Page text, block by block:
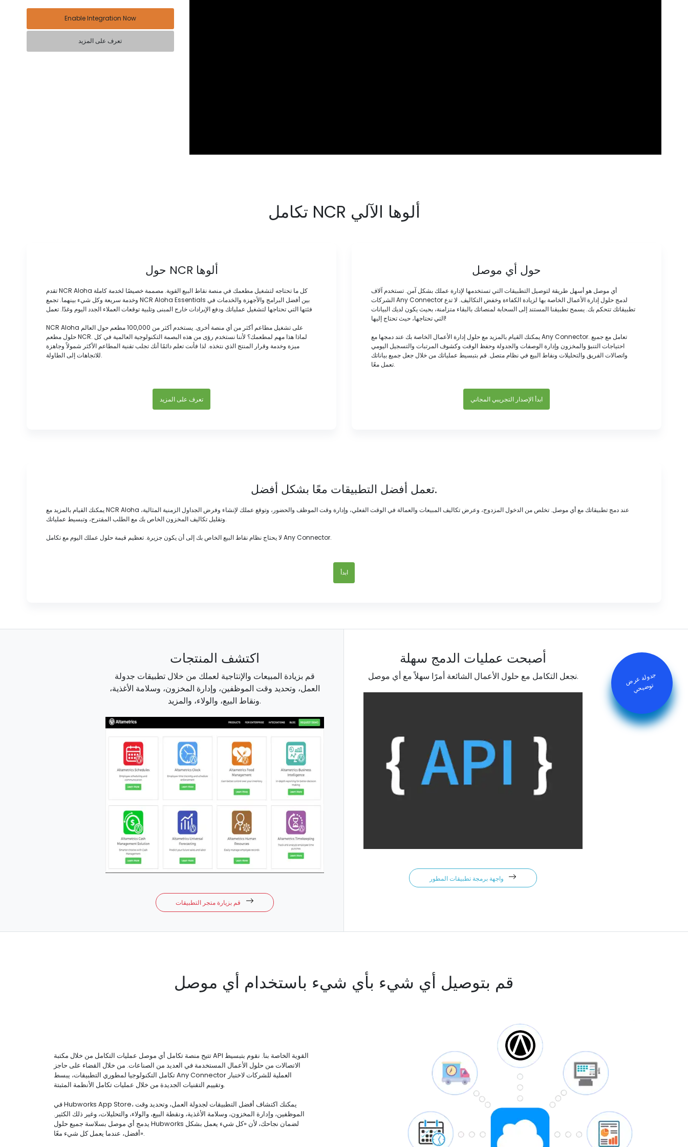
Enable Integration Now
تعرف على المزيد
تكامل NCR ألوها الآلي
حول NCR ألوها
تقدم NCR Aloha كل ما تحتاجه لتشغيل مطعمك في منصة نقاط البيع القوية. مصممة خصيصًا لخدمة كاملة
وخدمة سريعة وكل شيء بينهما. تجمع NCR Aloha Essentials بين أفضل البرامج والأجهزة والخدمات في
فئتها التي تحتاجها لتشغيل عملياتك ودفع الإيرادات خارج المبنى وتلبية توقعات العملاء الجدد اليوم وغدًا. تعمل
NCR Aloha على تشغيل مطاعم أكثر من أي منصة أخرى. يستخدم أكثر من 100,000 مطعم حول العالم
حلول مطعم NCR. لماذا هذا مهم لمطعمك؟ لأننا نستخدم رؤى من هذه البصمة التكنولوجية العالمية في كل
ميزة وخدمة وقرار المنتج الذي نتخذه. لذا فأنت تعلم دائمًا أنك تجلب تقنية المطاعم الأكثر شمولاً وجاهزة
للاتجاهات إلى الطاولة.
تعرف على المزيد
حول أي موصل
أي موصل هو أسهل طريقة لتوصيل التطبيقات التي تستخدمها لإدارة عملك بشكل آمن. تستخدم آلاف
الشركات Any Connector لدمج حلول إدارة الأعمال الخاصة بها لزيادة الكفاءة وخفض التكاليف. لا تدع
تطبيقاتك تتحكم بك. يسمح تطبيقنا المستند إلى السحابة لمنصاتك بالبقاء متزامنة، بحيث يكون لديك البيانات
التي تحتاجها، حيث تحتاج إليها!
يمكنك القيام بالمزيد مع حلول إدارة الأعمال الخاصة بك عند دمجها مع Any Connector. تعامل مع جميع
احتياجات التنبؤ والمخزون وإدارة الوصفات والجدولة وحفظ الوقت وكشوف المرتبات والتسجيل اليومي
واتصالات الفريق والتحليلات ونقاط البيع في نظام متصل. قم بتبسيط عملياتك من خلال جعل جميع بياناتك
تعمل معًا.
ابدأ الإصدار التجريبي المجاني
تعمل أفضل التطبيقات معًا بشكل أفضل.
يمكنك القيام بالمزيد مع NCR Aloha عند دمج تطبيقاتك مع أي موصل. تخلص من الدخول المزدوج، وعرض تكاليف المبيعات والعمالة في الوقت الفعلي، وإدارة وقت الموظف والحضور، وتوقع عملك لإنشاء وفرض الجداول الزمنية المثالية،
وتقليل تكاليف المخزون الخاص بك مع الطلب المقترح، وتبسيط عملياتك.
لا يحتاج نظام نقاط البيع الخاص بك إلى أن يكون جزيرة. تعظيم قيمة حلول عملك اليوم مع تكامل Any Connector.
ابدأ
اكتشف المنتجات
قم بزيادة المبيعات والإنتاجية لعملك من خلال تطبيقات جدولة
العمل، وتحديد وقت الموظفين، وإدارة المخزون، وسلامة الأغذية،
ونقاط البيع، والولاء، والمزيد.
أصبحت عمليات الدمج سهلة
نجعل التكامل مع حلول الأعمال الشائعة أمرًا سهلاً مع أي موصل.
قم بتوصيل أي شيء بأي شيء باستخدام أي موصل
تتيح منصة تكامل أي موصل عمليات التكامل من خلال مكتبة API القوية الخاصة بنا. نقوم بتبسيط
الاتصالات من حلول الأعمال المستخدمة في العديد من الصناعات. من خلال القضاء على حاجز
تكامل التكنولوجيا لمطوري التطبيقات، يبسط Any Connector العملية للشركات لاختبار
وتقييم التقنيات الجديدة من خلال عمليات تكامل الأنظمة المثبتة.
في Hubworks App Store، يمكنك اكتشاف أفضل التطبيقات لجدولة العمل، وتحديد وقت
الموظفين، وإدارة المخزون، وسلامة الأغذية، ونقطة البيع، والولاء، والتحليلات، وغير ذلك الكثير.
يدمج أي موصل بسلاسة جميع حلول Hubworks لضمان نجاحك، لأن «كل شيء يعمل بشكل
أفضل، عندما يعمل كل شيء معًا».
جدولة عرض
توض
يح
ي